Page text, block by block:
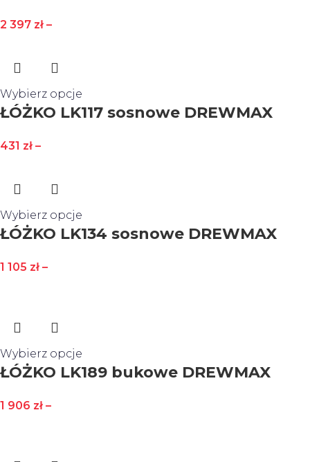
2 397 zł –
Wybierz opcje
ŁÓŻKO LK117 sosnowe DREWMAX
431 zł –
Wybierz opcje
ŁÓŻKO LK134 sosnowe DREWMAX
1 105 zł –
Wybierz opcje
ŁÓŻKO LK189 bukowe DREWMAX
1 906 zł –